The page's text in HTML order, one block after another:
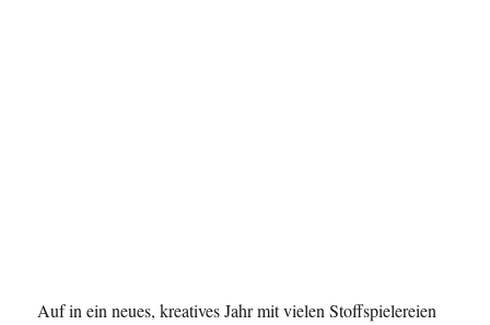
Auf in ein neues, kreatives Jahr mit vielen Stoffspielereien